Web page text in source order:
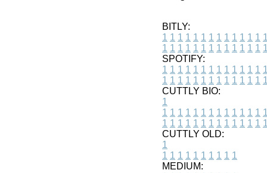
BITLY:
1 1 1 1 1 1 1 1 1 1 1 1 1 1
1 1 1 1 1 1 1 1 1 1 1 1 1 1
SPOTIFY:
1 1 1 1 1 1 1 1 1 1 1 1 1 1
1 1 1 1 1 1 1 1 1 1 1 1 1 1
CUTTLY BIO:
1
1 1 1 1 1 1 1 1 1 1 1 1 1 1
1 1 1 1 1 1 1 1 1 1 1 1 1 1
CUTTLY OLD:
1
1 1 1 1 1 1 1 1 1 1
MEDIUM: